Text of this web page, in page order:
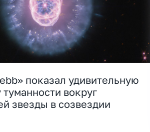
показал удивительную
туманности вокруг
звезды в созвездии